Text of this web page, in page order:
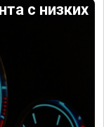
с низких